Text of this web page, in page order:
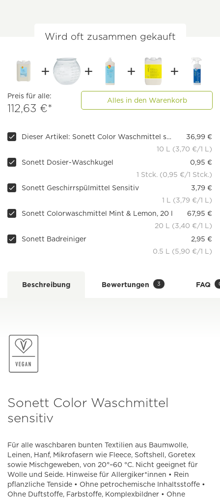
Wird oft zusammen gekauft
Preis für alle:
112,63 €*
Alles in den Warenkorb
Dieser Artikel: Sonett Color Waschmittel sensitiv
36,99 €
10 L (3,70 €/1 L)
Sonett Dosier-Waschkugel
0,95 €
1 Stck. (0,95 €/1 Stck.)
Sonett Geschirrspülmittel Sensitiv
3,79 €
1 L (3,79 €/1 L)
Sonett Colorwaschmittel Mint & Lemon, 20 l
67,95 €
20 L (3,40 €/1 L)
Sonett Badreiniger
2,95 €
0.5 L (5,90 €/1 L)
Beschreibung Bewertungen 3 FAQ
Sonett Color Waschmittel
sensitiv
Für alle waschbaren bunten Textilien aus Baumwolle,
Leinen, Hanf, Mikrofasern wie Fleece, Softshell, Goretex
sowie Mischgeweben, von 20°–60 °C. Nicht geeignet für
Wolle und Seide. Hinweise für Allergiker*innen • Rein
pflanzliche Tenside • Ohne petrochemische Inhaltsstoffe •
Ohne Duftstoffe, Farbstoffe, Komplexbildner • Ohne